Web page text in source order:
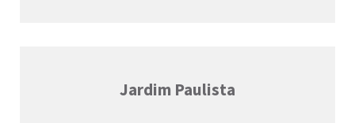
Jardim Paulista